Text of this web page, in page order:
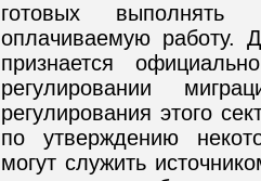
готовых выполнять
оплачиваемую работу.
признается
регулировании
регулирования этого
по утверждению
могут служить